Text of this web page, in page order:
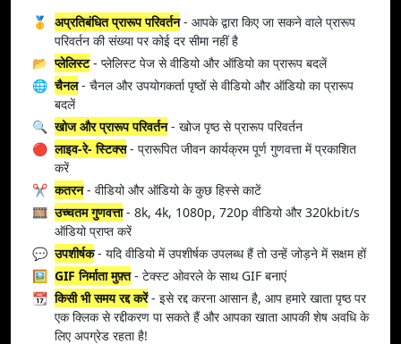
🥇 अप्रतिबंधित प्रारूप परिवर्तन- आपके द्वारा किए जा सकने वाले प्रारूप
परिवर्तन की संख्या पर कोई दर सीमा नहीं है
📂 प्लेलिस्ट- प्लेलिस्ट पेज से वीडियो और ऑडियो का प्रारूप बदलें
🌐 चैनल- चैनल और उपयोगकर्ता पृष्ठों से वीडियो और ऑडियो का प्रारूप
बदलें
🔍 खोज और प्रारूप परिवर्तन- खोज पृष्ठ से प्रारूप परिवर्तन
🔴 लाइव-रे- स्टिक्स- प्रारूपित जीवन कार्यक्रम पूर्ण गुणवत्ता में प्रकाशित
करें
✂️ कतरन- वीडियो और ऑडियो के कुछ हिस्से काटें
🎞️ उच्चतम गुणवत्ता- 8k, 4k, 1080p, 720p वीडियो और 320kbit/s
ऑडियो प्राप्त करें
💬 उपशीर्षक- यदि वीडियो में उपशीर्षक उपलब्ध हैं तो उन्हें जोड़ने में सक्षम हों
🖼️ GIF निर्माता मुफ़्त- टेक्स्ट ओवरले के साथ GIF बनाएं
📆 किसी भी समय रद्द करें- इसे रद्द करना आसान है, आप हमारे खाता पृष्ठ पर
एक क्लिक से रद्दीकरण पा सकते हैं और आपका खाता आपकी शेष अवधि के
लिए अपग्रेड रहता है!